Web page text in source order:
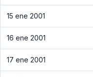
15 ene 2001
16 ene 2001
17 ene 2001